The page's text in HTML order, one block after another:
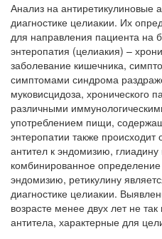
Анализ на антиретикулиновые
диагностике целиакии. Их
для направления пациента на
энтеропатия (целиакия) –
заболевание кишечника,
симптомами синдрома
муковисцидоза, хронического
различными
употреблением пищи,
энтеропатии также
антител к эндомизию,
комбинированное определение
эндомизию, ретикулину
диагностике целиакии.
возрасте менее двух лет не
антитела, характерные для